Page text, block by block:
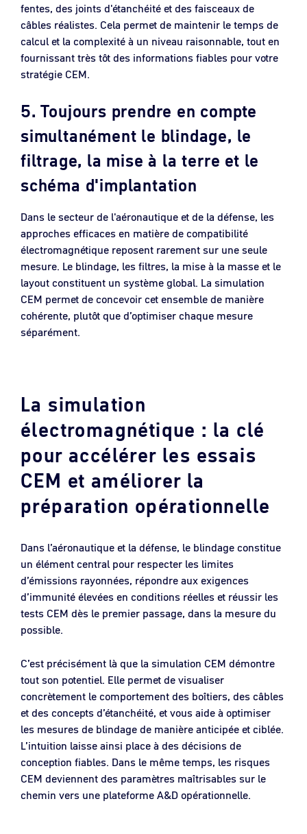
fentes, des joints d'étanchéité et des faisceaux de
câbles réalistes. Cela permet de maintenir le temps de
calcul et la complexité à un niveau raisonnable, tout en
fournissant très tôt des informations fiables pour votre
stratégie CEM.
5. Toujours prendre en compte
simultanément le blindage, le
filtrage, la mise à la terre et le
schéma d'implantation
Dans le secteur de l'aéronautique et de la défense, les
approches efficaces en matière de compatibilité
électromagnétique reposent rarement sur une seule
mesure. Le blindage, les filtres, la mise à la masse et le
layout constituent un système global. La simulation
CEM permet de concevoir cet ensemble de manière
cohérente, plutôt que d’optimiser chaque mesure
séparément.
La simulation
électromagnétique : la clé
pour accélérer les essais
CEM et améliorer la
préparation opérationnelle
Dans l’aéronautique et la défense, le blindage constitue
un élément central pour respecter les limites
d’émissions rayonnées, répondre aux exigences
d’immunité élevées en conditions réelles et réussir les
tests CEM dès le premier passage, dans la mesure du
possible.
C’est précisément là que la simulation CEM démontre
tout son potentiel. Elle permet de visualiser
concrètement le comportement des boîtiers, des câbles
et des concepts d’étanchéité, et vous aide à optimiser
les mesures de blindage de manière anticipée et ciblée.
L’intuition laisse ainsi place à des décisions de
conception fiables. Dans le même temps, les risques
CEM deviennent des paramètres maîtrisables sur le
chemin vers une plateforme A&D opérationnelle.